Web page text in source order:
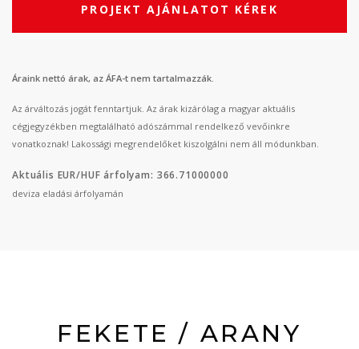
PROJEKT AJÁNLATOT KÉREK
Áraink nettó árak, az ÁFA-t nem tartalmazzák.
Az árváltozás jogát fenntartjuk. Az árak kizárólag a magyar aktuális
cégjegyzékben megtalálható adószámmal rendelkező vevőinkre
vonatkoznak! Lakossági megrendelőket kiszolgálni nem áll módunkban.
Aktuális EUR/HUF árfolyam: 366.71000000
deviza eladási árfolyamán
FEKETE / ARANY